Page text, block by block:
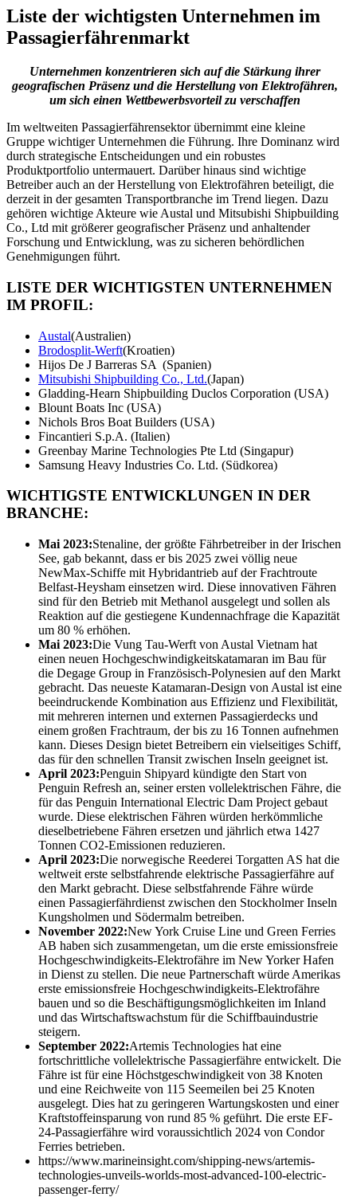
Liste der wichtigsten Unternehmen im
Passagierfährenmarkt
Unternehmen konzentrieren sich auf die Stärkung ihrer
geografischen Präsenz und die Herstellung von Elektrofähren,
um sich einen Wettbewerbsvorteil zu verschaffen
Im weltweiten Passagierfährensektor übernimmt eine kleine
Gruppe wichtiger Unternehmen die Führung. Ihre Dominanz wird
durch strategische Entscheidungen und ein robustes
Produktportfolio untermauert. Darüber hinaus sind wichtige
Betreiber auch an der Herstellung von Elektrofähren beteiligt, die
derzeit in der gesamten Transportbranche im Trend liegen. Dazu
gehören wichtige Akteure wie Austal und Mitsubishi Shipbuilding
Co., Ltd mit größerer geografischer Präsenz und anhaltender
Forschung und Entwicklung, was zu sicheren behördlichen
Genehmigungen führt.
LISTE DER WICHTIGSTEN UNTERNEHMEN
IM PROFIL:
Austal(Australien)
Brodosplit-Werft(Kroatien)
Hijos De J Barreras SA (Spanien)
Mitsubishi Shipbuilding Co., Ltd.(Japan)
Gladding-Hearn Shipbuilding Duclos Corporation (USA)
Blount Boats Inc (USA)
Nichols Bros Boat Builders (USA)
Fincantieri S.p.A. (Italien)
Greenbay Marine Technologies Pte Ltd (Singapur)
Samsung Heavy Industries Co. Ltd. (Südkorea)
WICHTIGSTE ENTWICKLUNGEN IN DER
BRANCHE:
Mai 2023:Stenaline, der größte Fährbetreiber in der Irischen
See, gab bekannt, dass er bis 2025 zwei völlig neue
NewMax-Schiffe mit Hybridantrieb auf der Frachtroute
Belfast-Heysham einsetzen wird. Diese innovativen Fähren
sind für den Betrieb mit Methanol ausgelegt und sollen als
Reaktion auf die gestiegene Kundennachfrage die Kapazität
um 80 % erhöhen.
Mai 2023:Die Vung Tau-Werft von Austal Vietnam hat
einen neuen Hochgeschwindigkeitskatamaran im Bau für
die Degage Group in Französisch-Polynesien auf den Markt
gebracht. Das neueste Katamaran-Design von Austal ist eine
beeindruckende Kombination aus Effizienz und Flexibilität,
mit mehreren internen und externen Passagierdecks und
einem großen Frachtraum, der bis zu 16 Tonnen aufnehmen
kann. Dieses Design bietet Betreibern ein vielseitiges Schiff,
das für den schnellen Transit zwischen Inseln geeignet ist.
April 2023:Penguin Shipyard kündigte den Start von
Penguin Refresh an, seiner ersten vollelektrischen Fähre, die
für das Penguin International Electric Dam Project gebaut
wurde. Diese elektrischen Fähren würden herkömmliche
dieselbetriebene Fähren ersetzen und jährlich etwa 1427
Tonnen CO2-Emissionen reduzieren.
April 2023:Die norwegische Reederei Torgatten AS hat die
weltweit erste selbstfahrende elektrische Passagierfähre auf
den Markt gebracht. Diese selbstfahrende Fähre würde
einen Passagierfährdienst zwischen den Stockholmer Inseln
Kungsholmen und Södermalm betreiben.
November 2022:New York Cruise Line und Green Ferries
AB haben sich zusammengetan, um die erste emissionsfreie
Hochgeschwindigkeits-Elektrofähre im New Yorker Hafen
in Dienst zu stellen. Die neue Partnerschaft würde Amerikas
erste emissionsfreie Hochgeschwindigkeits-Elektrofähre
bauen und so die Beschäftigungsmöglichkeiten im Inland
und das Wirtschaftswachstum für die Schiffbauindustrie
steigern.
September 2022:Artemis Technologies hat eine
fortschrittliche vollelektrische Passagierfähre entwickelt. Die
Fähre ist für eine Höchstgeschwindigkeit von 38 Knoten
und eine Reichweite von 115 Seemeilen bei 25 Knoten
ausgelegt. Dies hat zu geringeren Wartungskosten und einer
Kraftstoffeinsparung von rund 85 % geführt. Die erste EF-
24-Passagierfähre wird voraussichtlich 2024 von Condor
Ferries betrieben.
https://www.marineinsight.com/shipping-news/artemis-
technologies-unveils-worlds-most-advanced-100-electric-
passenger-ferry/